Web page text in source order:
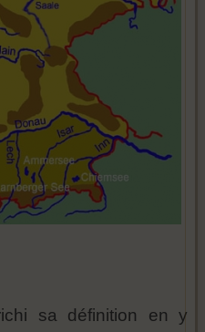
sa définition en y